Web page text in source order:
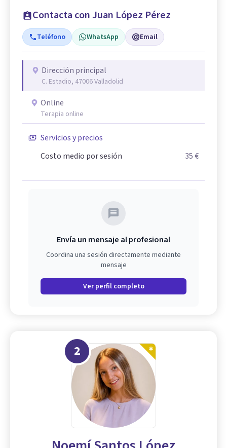
Contacta con Juan López Pérez
Teléfono WhatsApp Email
Dirección principal
C. Estadio, 47006 Valladolid
Online
Terapia online
Servicios y precios
Costo medio por sesión
35 €
Envía un mensaje al profesional
Coordina una sesión directamente mediante
mensaje
Ver perfil completo
2